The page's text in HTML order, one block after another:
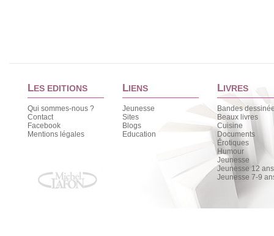
LES EDITIONS
Qui sommes-nous ?
Contact
Facebook
Mentions légales
LIENS
Jeunesse
Sites
Blogs
Education
LIVRES
Bandes
Beaux livres
Cuisine
Documents
Érotiques
Humour
Jeunesse
Jeunesse 12
Jeunesse 7-9